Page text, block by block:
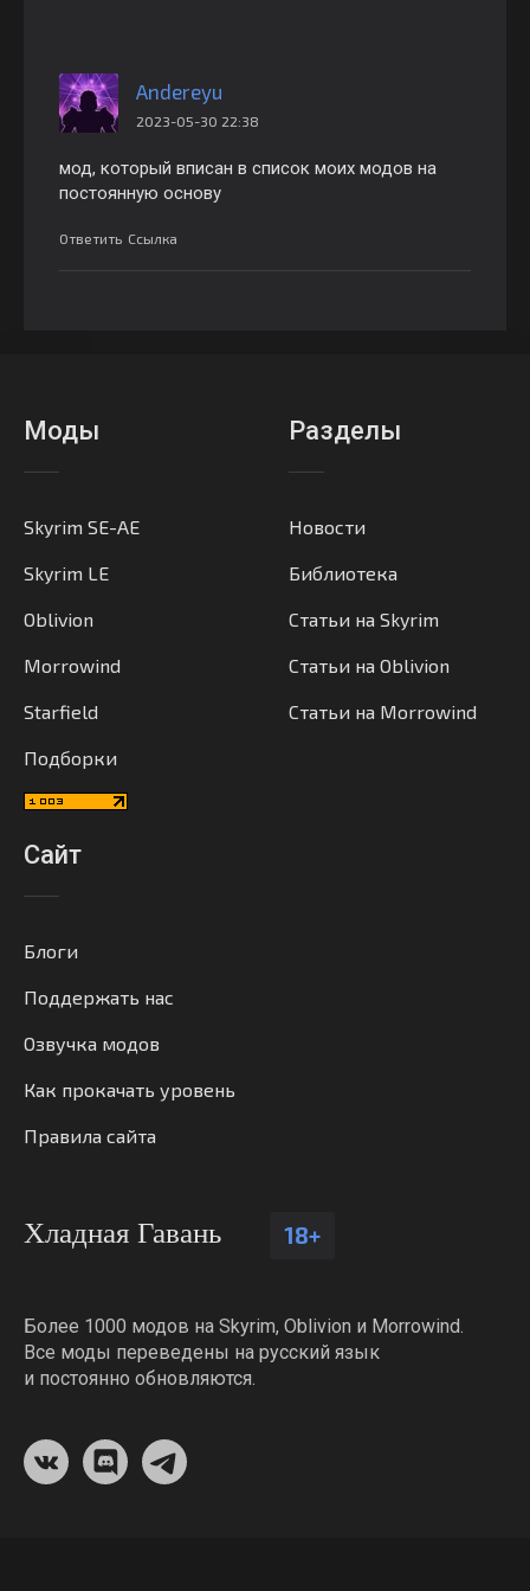
Andereyu
2023-05-30 22:38
мод, который вписан в список моих модов на
постоянную основу
Ответить Ссылка
Моды
Skyrim SE-AE
Skyrim LE
Oblivion
Morrowind
Starfield
Подборки
Разделы
Новости
Библиотека
Статьи на Skyrim
Статьи на Oblivion
Статьи на Morrowind
Сайт
Блоги
Поддержать нас
Озвучка модов
Как прокачать уровень
Правила сайта
Хладная Гавань 18+
Более 1000 модов на Skyrim, Oblivion и Morrowind.
Все моды переведены на русский язык
и постоянно обновляются.